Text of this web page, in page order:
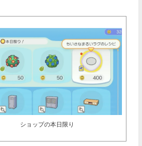
ショップの本日限り